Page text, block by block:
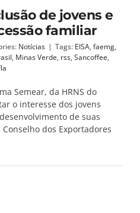
de jovens e
familiar
Notícias | Tags: EISA, faemg,
, Minas Verde, rss, Sancoffee,
Semear, da HRNS do
o interesse dos jovens
de suas
dos Exportadores